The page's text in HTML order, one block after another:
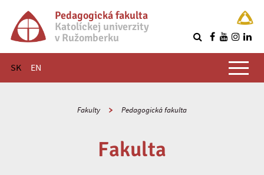
Pedagogická fakulta
Katolíckej univerzity
v Ružomberku
SK EN
Hlavné menu
Fakulty Pedagogická fakulta
Fakulta